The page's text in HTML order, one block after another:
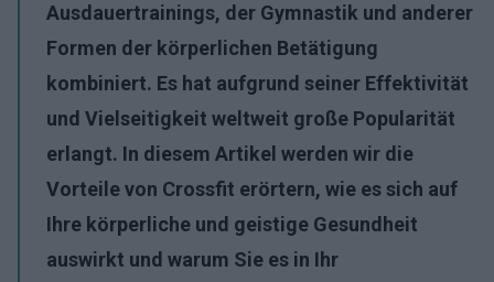
Ausdauertrainings, der Gymnastik und anderer
Formen der körperlichen Betätigung
kombiniert. Es hat aufgrund seiner Effektivität
und Vielseitigkeit weltweit große Popularität
erlangt. In diesem Artikel werden wir die
Vorteile von Crossfit erörtern, wie es sich auf
Ihre körperliche und geistige Gesundheit
auswirkt und warum Sie es in Ihr